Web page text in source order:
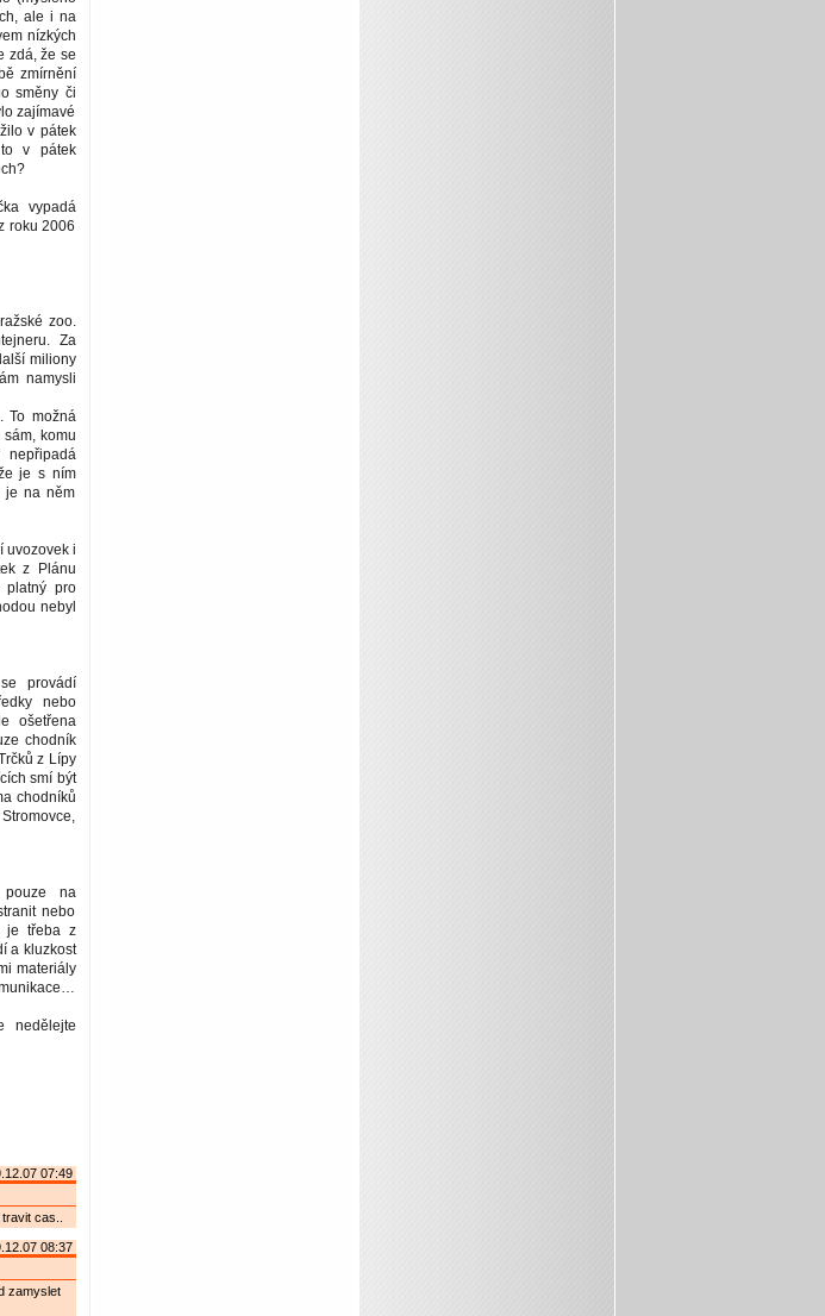
ale i na
nízkých
zdá, že se
zmírnění
směny či
zajímavé
v pátek
v pátek
vypadá
roku 2006
zoo.
Za
miliony
namysli
To možná
komu
nepřipadá
je s ním
je na něm
uvozovek i
z Plánu
platný pro
nebyl
provádí
nebo
ošetřena
chodník
z Lípy
smí být
chodníků
pouze na
nebo
je třeba z
a kluzkost
materiály
nedělejte
07:49
cas..
08:37
zamyslet